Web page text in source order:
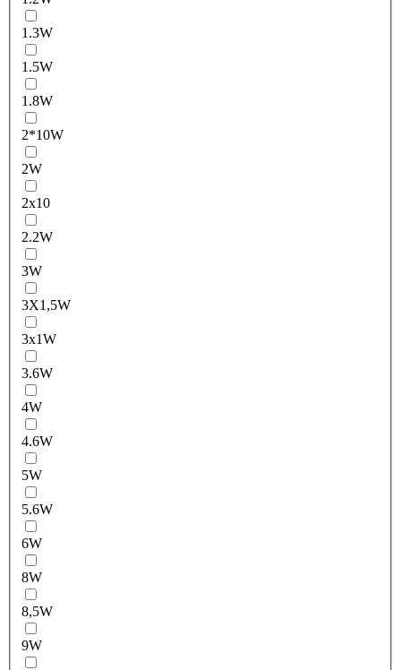
1.3W
1.5W
1.8W
2*10W
2W
2x10
2.2W
3W
3X1,5W
3x1W
3.6W
4W
4.6W
5W
5.6W
6W
8W
8,5W
9W